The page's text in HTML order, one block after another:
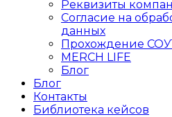
Реквизиты
Согласие на
данных
Прохождение
MERCH LIFE
Блог
Блог
Контакты
Библиотека кейсов